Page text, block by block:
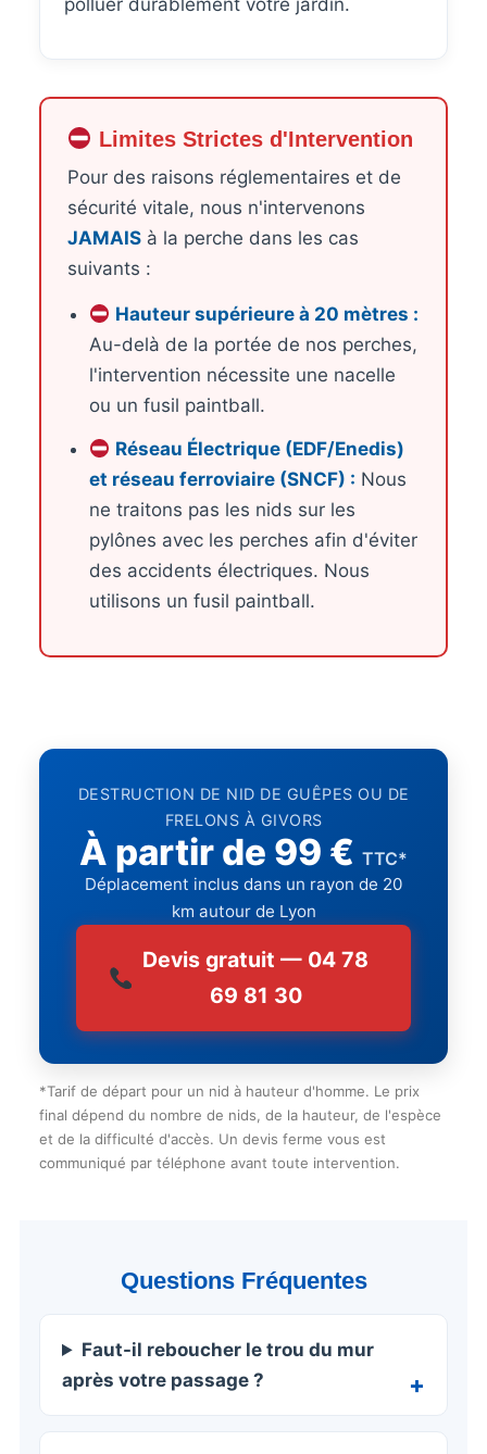
Limites Strictes d'Intervention
Pour des raisons réglementaires et de
sécurité vitale, nous n'intervenons
JAMAIS à la perche dans les cas
suivants :
Hauteur supérieure à 20 mètres :
Au-delà de la portée de nos perches,
l'intervention nécessite une nacelle
ou un fusil paintball.
Réseau Électrique (EDF/Enedis)
et réseau ferroviaire (SNCF) : Nous
ne traitons pas les nids sur les
pylônes avec les perches afin d'éviter
des accidents électriques. Nous
utilisons un fusil paintball.
DESTRUCTION DE NID DE GUÊPES OU DE
FRELONS À GIVORS
À partir de 99 € TTC*
Déplacement inclus dans un rayon de 20
km autour de Lyon
Devis gratuit — 04 78
69 81 30
*Tarif de départ pour un nid à hauteur d'homme. Le prix
final dépend du nombre de nids, de la hauteur, de l'espèce
et de la difficulté d'accès. Un devis ferme vous est
communiqué par téléphone avant toute intervention.
Questions Fréquentes
Faut-il reboucher le trou du mur
après votre passage ?